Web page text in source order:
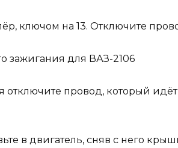
ключом на 13. Отключите
провод, который идёт
в двигатель, сняв с него